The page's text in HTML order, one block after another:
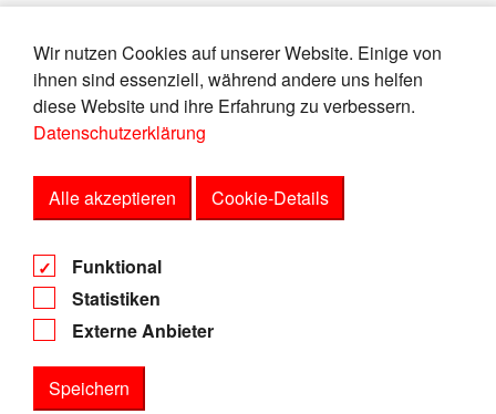
Wir nutzen Cookies auf unserer Website. Einige von
ihnen sind essenziell, während andere uns helfen
diese Website und ihre Erfahrung zu verbessern.
Datenschutzerklärung
Alle akzeptieren Cookie-Details
Funktional
Statistiken
Externe Anbieter
Speichern
« 13 14 15 16 17 18 19
20
21
22 »
Impressum